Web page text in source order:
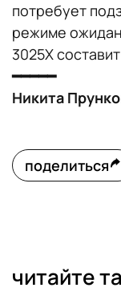
потребует
режиме
3025X
━━━━━
Никита
поделиться
читайте